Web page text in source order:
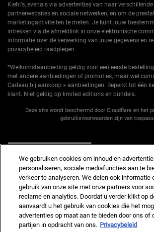
Kiehl's, evenals via advertenties van haar
partnerwebsites en sociale netwerken, en om de
marketingactiviteiten te meten. Je kunt jouw
intrekken via de afmeldlink in onze elektronische
informatie over de verwerking van jouw gegevens en
privacybeleid raadplegen.
*Welkomstaanbieding geldig voor een eerste
met andere aanbiedingen of promoties, maar wel
Cadeau bij aankoop » aanbiedingen. Beperkt tot één
klant. Niet geldig op limited editions en bundels.
Deze site wordt beschermd door Cloudflare en het
gebruiksvoorwaarden zijn van
Fabrikantinformatie
KIEHL'S
14, rue Royale - 75008 Paris France
We gebruiken cookies om inhoud en
personaliseren, sociale mediafuncties aan te
verkeer te analyseren. We delen ook informatie
gebruik van onze site met onze partners voor
reclame en analytics. Doordat u verder klikt op
aanvaardt u het gebruik van cookies die het
advertenties op maat aan te bieden door ons of
partijen in opdracht van ons. Privacybeleid